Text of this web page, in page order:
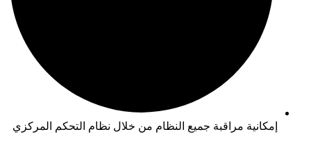
إمكانية مراقبة جميع النظام من خلال نظام التحكم المركزي